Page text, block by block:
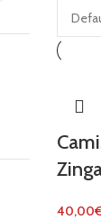
40,00